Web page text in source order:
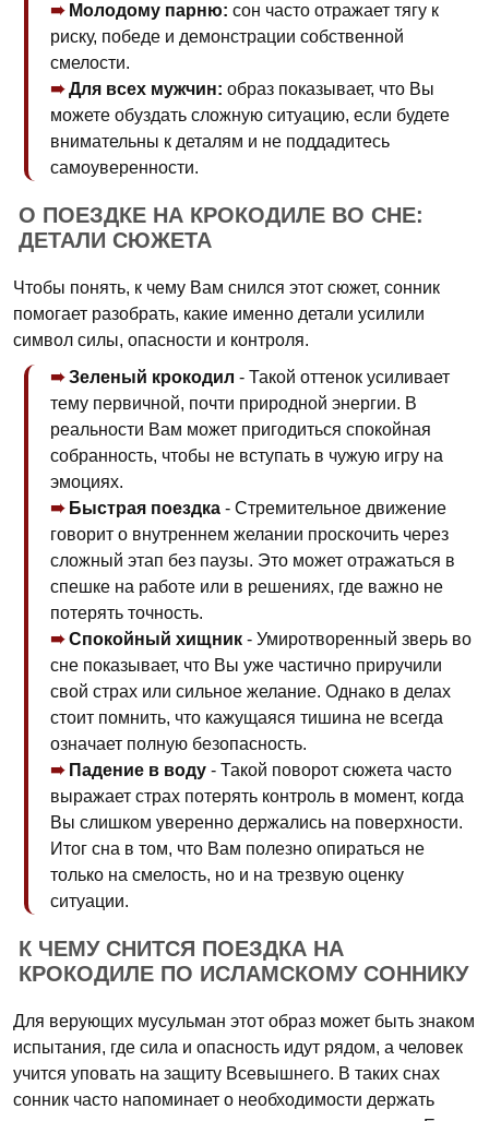
Молодому парню: сон часто отражает тягу к
риску, победе и демонстрации собственной
смелости.
Для всех мужчин: образ показывает, что Вы
можете обуздать сложную ситуацию, если будете
внимательны к деталям и не поддадитесь
самоуверенности.
О ПОЕЗДКЕ НА КРОКОДИЛЕ ВО СНЕ:
ДЕТАЛИ СЮЖЕТА
Чтобы понять, к чему Вам снился этот сюжет, сонник
помогает разобрать, какие именно детали усилили
символ силы, опасности и контроля.
Зеленый крокодил - Такой оттенок усиливает
тему первичной, почти природной энергии. В
реальности Вам может пригодиться спокойная
собранность, чтобы не вступать в чужую игру на
эмоциях.
Быстрая поездка - Стремительное движение
говорит о внутреннем желании проскочить через
сложный этап без паузы. Это может отражаться в
спешке на работе или в решениях, где важно не
потерять точность.
Спокойный хищник - Умиротворенный зверь во
сне показывает, что Вы уже частично приручили
свой страх или сильное желание. Однако в делах
стоит помнить, что кажущаяся тишина не всегда
означает полную безопасность.
Падение в воду - Такой поворот сюжета часто
выражает страх потерять контроль в момент, когда
Вы слишком уверенно держались на поверхности.
Итог сна в том, что Вам полезно опираться не
только на смелость, но и на трезвую оценку
ситуации.
К ЧЕМУ СНИТСЯ ПОЕЗДКА НА
КРОКОДИЛЕ ПО ИСЛАМСКОМУ СОННИКУ
Для верующих мусульман этот образ может быть знаком
испытания, где сила и опасность идут рядом, а человек
учится уповать на защиту Всевышнего. В таких снах
сонник часто напоминает о необходимости держать